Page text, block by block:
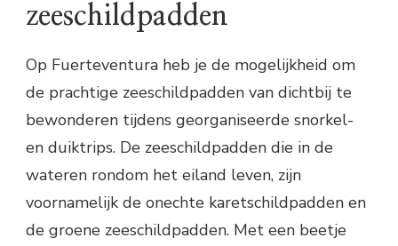
zeeschildpadden
Op Fuerteventura heb je de mogelijkheid om
de prachtige zeeschildpadden van dichtbij te
bewonderen tijdens georganiseerde snorkel-
en duiktrips. De zeeschildpadden die in de
wateren rondom het eiland leven, zijn
voornamelijk de onechte karetschildpadden en
de groene zeeschildpadden. Met een beetje